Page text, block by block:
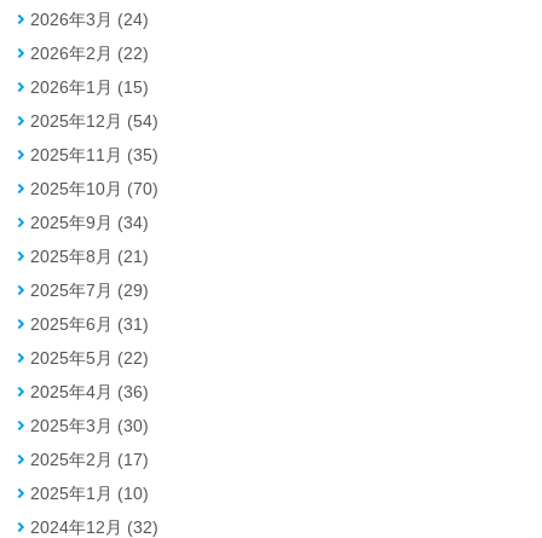
2026年3月 (24)
2026年2月 (22)
2026年1月 (15)
2025年12月 (54)
2025年11月 (35)
2025年10月 (70)
2025年9月 (34)
2025年8月 (21)
2025年7月 (29)
2025年6月 (31)
2025年5月 (22)
2025年4月 (36)
2025年3月 (30)
2025年2月 (17)
2025年1月 (10)
2024年12月 (32)